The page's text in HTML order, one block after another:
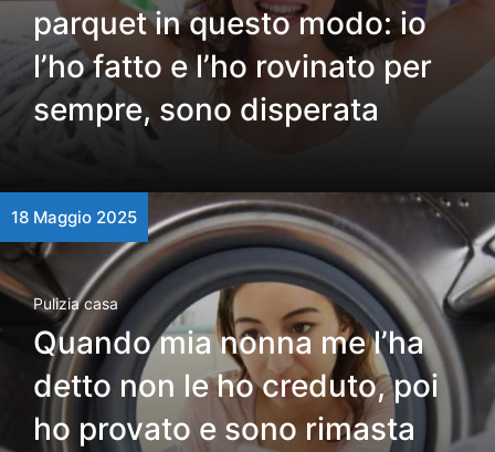
parquet in questo modo: io
l’ho fatto e l’ho rovinato per
sempre, sono disperata
18 Maggio 2025
Pulizia casa
Quando mia nonna me l’ha
detto non le ho creduto, poi
ho provato e sono rimasta